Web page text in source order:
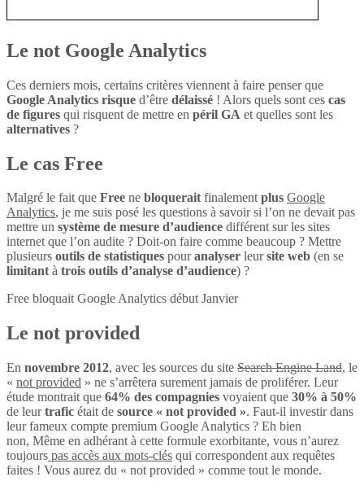
Le not Google Analytics
Ces derniers mois, certains critères viennent à faire penser que
Google Analytics risque d’être délaissé ! Alors quels sont ces cas
de figures qui risquent de mettre en péril GA et quelles sont les
alternatives ?
Le cas Free
Malgré le fait que Free ne bloqueraitfinalementplus Google
Analytics, je me suis posé les questions à savoir si l’on ne devait pas
mettre un système de mesure d’audience différent sur les sites
internet que l’on audite ? Doit-on faire comme beaucoup ? Mettre
plusieurs outils de statistiques pouranalyser leursite web (en se
limitantà trois outils d’analyse d’audience) ?
Free bloquait Google Analytics début Janvier
Le not provided
En novembre 2012, avec les sources du site Search Engine Land, le
« not provided » ne s’arrêtera surement jamais de proliférer. Leur
étude montrait que 64% des compagnies voyaient que 30% à 50%
de leurtrafic était de source « not provided ». Faut-il investir dans
leur fameux compte premium Google Analytics ? Eh bien
non, Même en adhérant à cette formule exorbitante, vous n’aurez
toujours pas accès aux mots-clés qui correspondent aux requêtes
faites ! Vous aurez du « not provided » comme tout le monde.